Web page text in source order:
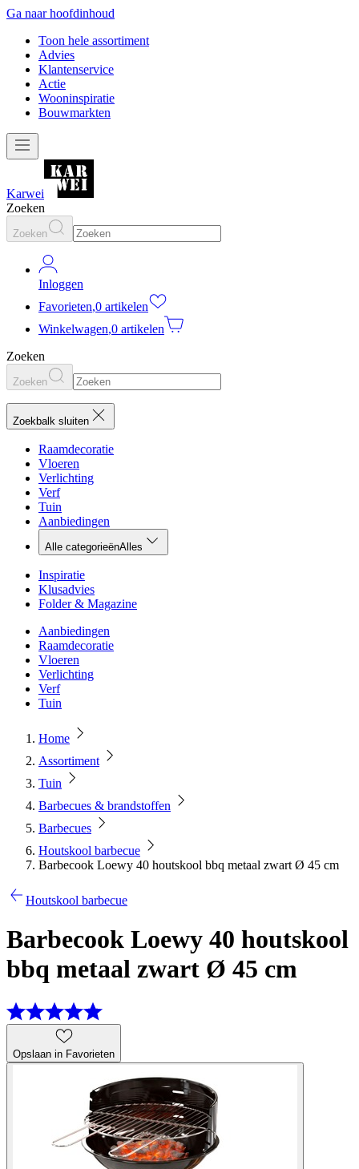
Ga naar hoofdinhoud
Toon hele assortiment
Advies
Klantenservice
Actie
Wooninspiratie
Bouwmarkten
Karwei
Zoeken
Zoeken
Inloggen
Favorieten,0 artikelen
Winkelwagen,0 artikelen
Zoeken
Zoeken
Zoekbalk sluiten
Raamdecoratie
Vloeren
Verlichting
Verf
Tuin
Aanbiedingen
Alle categorieënAlles
Inspiratie
Klusadvies
Folder & Magazine
Aanbiedingen
Raamdecoratie
Vloeren
Verlichting
Verf
Tuin
Home
Assortiment
Tuin
Barbecues & brandstoffen
Barbecues
Houtskool barbecue
Barbecook Loewy 40 houtskool bbq metaal zwart Ø 45 cm
Houtskool barbecue
Barbecook Loewy 40 houtskool
bbq metaal zwart Ø 45 cm
Opslaan in Favorieten